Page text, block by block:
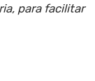
para facilitar